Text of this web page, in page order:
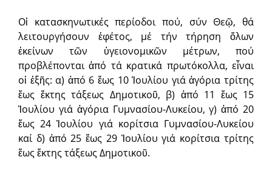
Οἱ κατασκηνωτικές περίοδοι πού, σύν Θεῷ, θά
λειτουργήσουν ἐφέτος, μέ τήν τήρηση ὅλων
ἐκείνων τῶν ὑγειονομικῶν μέτρων, πού
προβλέπονται ἀπό τά κρατικά πρωτόκολλα, εἶναι
οἱ ἑξῆς: α) ἀπό 6 ἕως 10 Ἰουλίου γιά ἀγόρια τρίτης
ἕως ἔκτης τάξεως Δημοτικοῦ, β) ἀπό 11 ἕως 15
Ἰουλίου γιά ἀγόρια Γυμνασίου-Λυκείου, γ) ἀπό 20
ἕως 24 Ἰουλίου γιά κορίτσια Γυμνασίου-Λυκείου
καί δ) ἀπό 25 ἕως 29 Ἰουλίου γιά κορίτσια τρίτης
ἕως ἔκτης τάξεως Δημοτικοῦ.